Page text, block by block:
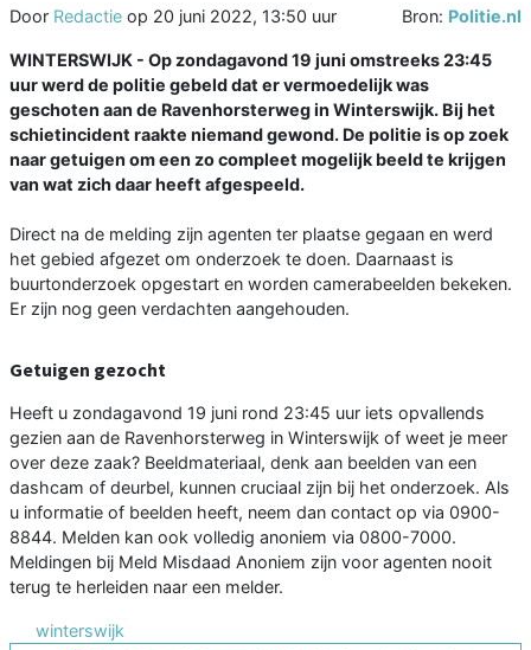
Door Redactie op 20 juni 2022, 13:50 uur Bron: Politie.nl
WINTERSWIJK - Op zondagavond 19 juni omstreeks 23:45
uur werd de politie gebeld dat er vermoedelijk was
geschoten aan de Ravenhorsterweg in Winterswijk. Bij het
schietincident raakte niemand gewond. De politie is op zoek
naar getuigen om een zo compleet mogelijk beeld te krijgen
van wat zich daar heeft afgespeeld.
Direct na de melding zijn agenten ter plaatse gegaan en werd
het gebied afgezet om onderzoek te doen. Daarnaast is
buurtonderzoek opgestart en worden camerabeelden bekeken.
Er zijn nog geen verdachten aangehouden.
Getuigen gezocht
Heeft u zondagavond 19 juni rond 23:45 uur iets opvallends
gezien aan de Ravenhorsterweg in Winterswijk of weet je meer
over deze zaak? Beeldmateriaal, denk aan beelden van een
dashcam of deurbel, kunnen cruciaal zijn bij het onderzoek. Als
u informatie of beelden heeft, neem dan contact op via 0900-
8844. Melden kan ook volledig anoniem via 0800-7000.
Meldingen bij Meld Misdaad Anoniem zijn voor agenten nooit
terug te herleiden naar een melder.
winterswijk